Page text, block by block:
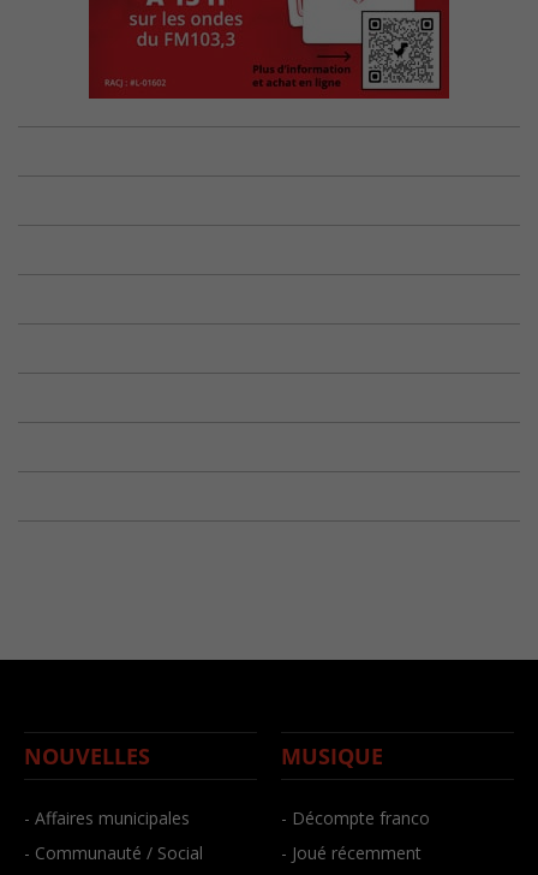
NOUVELLES
- Affaires municipales
- Communauté / Social
MUSIQUE
- Décompte franco
- Joué récemment